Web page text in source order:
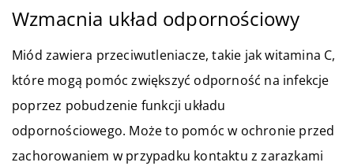
Wzmacnia układ odpornościowy
Miód zawiera przeciwutleniacze, takie jak witamina C,
które mogą pomóc zwiększyć odporność na infekcje
poprzez pobudzenie funkcji układu
odpornościowego. Może to pomóc w ochronie przed
zachorowaniem w przypadku kontaktu z zarazkami